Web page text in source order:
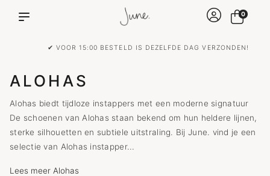
✔ VOOR 15:00 BESTELD IS DEZELFDE DAG VERZONDEN!
0
ALOHAS
Alohas biedt tijdloze instappers met een moderne signatuur
De schoenen van Alohas staan bekend om hun heldere lijnen,
sterke silhouetten en subtiele uitstraling. Bij June. vind je een
selectie van Alohas instapper...
Lees meer Alohas